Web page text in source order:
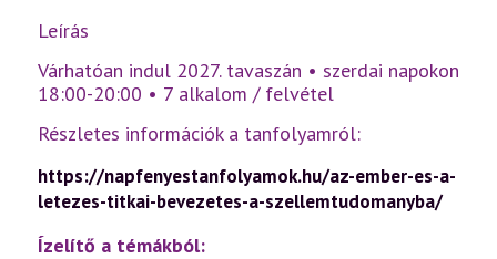
Leírás
Várhatóan indul 2027. tavaszán • szerdai napokon
18:00-20:00 • 7 alkalom / felvétel
Részletes információk a tanfolyamról:
https://napfenyestanfolyamok.hu/az-ember-es-a-
letezes-titkai-bevezetes-a-szellemtudomanyba/
Ízelítő a témákból: